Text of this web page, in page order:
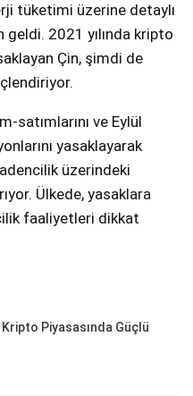
tüketimi üzerine detaylı
2021 yılında kripto
Çin, şimdi de
satımlarını ve Eylül
yasaklayarak
üzerindeki
Ülkede, yasaklara
faaliyetleri dikkat
Piyasasında Güçlü